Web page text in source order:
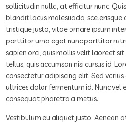
sollicitudin nulla, at efficitur nunc.
blandit lacus malesuada, scelerisque
tristique justo, vitae ornare ipsum
porttitor urna eget nunc porttitor
sapien orci, quis mollis velit laoreet
tellus, quis accumsan nisi cursus id.
consectetur adipiscing elit. Sed varius
ultrices dolor fermentum id. Nunc vel
consequat pharetra a metus.
Vestibulum eu aliquet justo. Aenean